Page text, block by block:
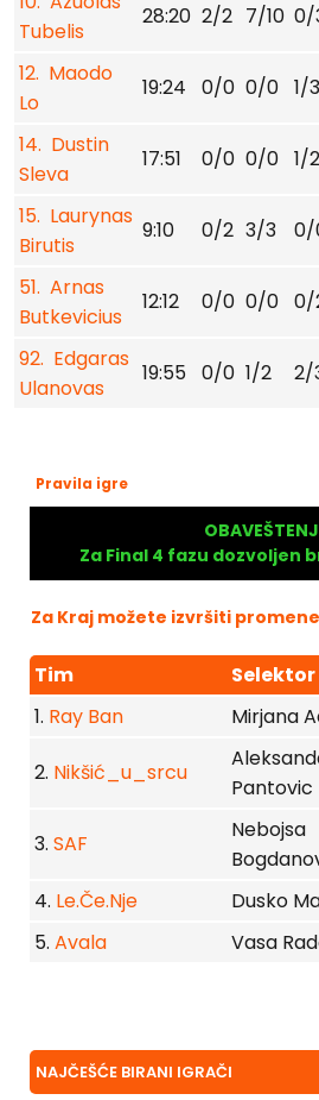
Tubelis
28:20 2/2 7/10 0/
12. Maodo
Lo
19:24 0/0 0/0 1/3
14. Dustin
Sleva
17:51 0/0 0/0 1/2
15. Laurynas
Birutis
9:10 0/2 3/3 0/
51. Arnas
Butkevicius
12:12 0/0 0/0 0/
92. Edgaras
Ulanovas
19:55 0/0 1/2 2/
Pravila igre
Za Final 4 fazu dozvoljen
Za Kraj možete izvršiti promene
Tim Selektor
1. Ray Ban Mirjana
2. Nikšić_u_srcu
Pantovic
3. SAF
Nebojsa
4. Le.Če.Nje Dusko
5. Avala Vasa
NAJČEŠĆE BIRANI IGRAČI